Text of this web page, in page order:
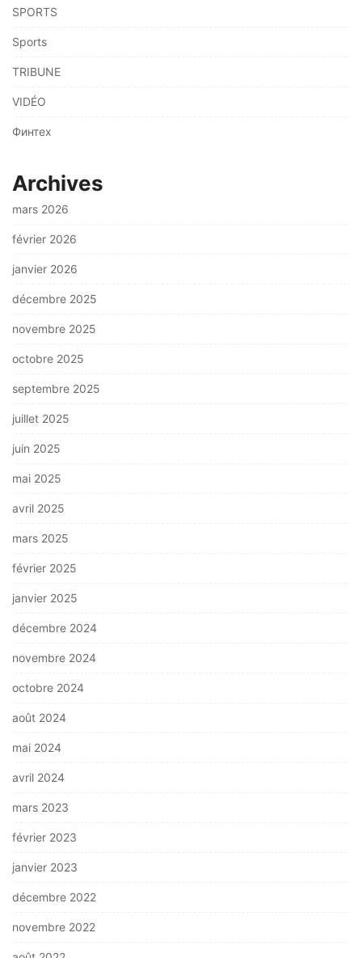
SPORTS
Sports
TRIBUNE
VIDÉO
Финтех
Archives
mars 2026
février 2026
janvier 2026
décembre 2025
novembre 2025
octobre 2025
septembre 2025
juillet 2025
juin 2025
mai 2025
avril 2025
mars 2025
février 2025
janvier 2025
décembre 2024
novembre 2024
octobre 2024
août 2024
mai 2024
avril 2024
mars 2023
février 2023
janvier 2023
décembre 2022
novembre 2022